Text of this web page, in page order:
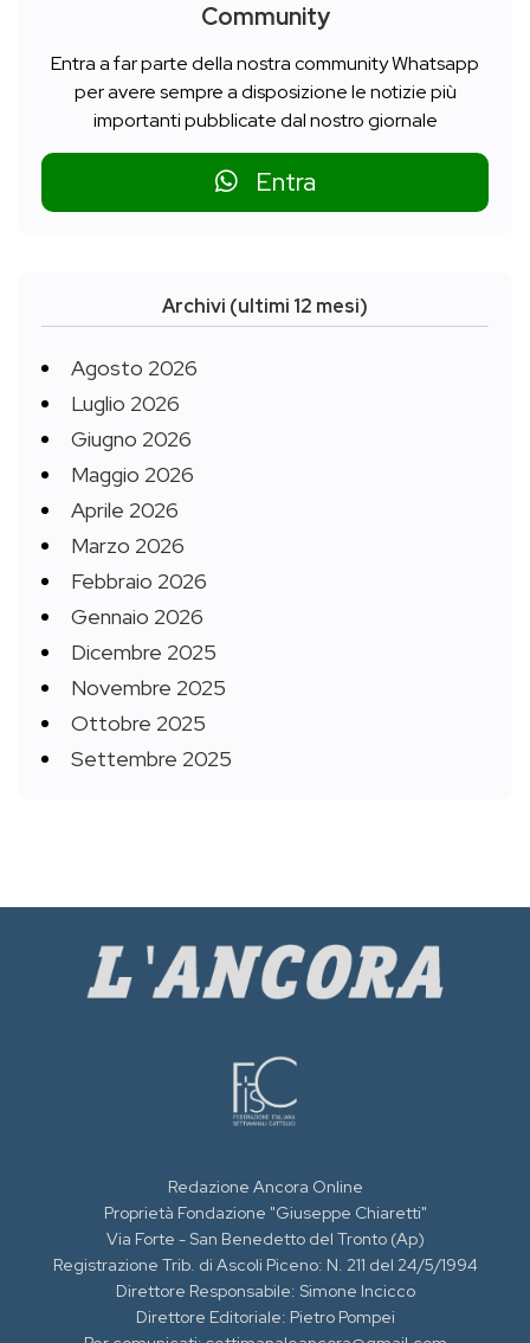
Community
Entra a far parte della nostra community Whatsapp
per avere sempre a disposizione le notizie più
importanti pubblicate dal nostro giornale
Entra
Archivi (ultimi 12 mesi)
Agosto 2026
Luglio 2026
Giugno 2026
Maggio 2026
Aprile 2026
Marzo 2026
Febbraio 2026
Gennaio 2026
Dicembre 2025
Novembre 2025
Ottobre 2025
Settembre 2025
Redazione Ancora Online
Proprietà Fondazione "Giuseppe Chiaretti"
Via Forte - San Benedetto del Tronto (Ap)
Registrazione Trib. di Ascoli Piceno: N. 211 del 24/5/1994
Direttore Responsabile: Simone Incicco
Direttore Editoriale: Pietro Pompei